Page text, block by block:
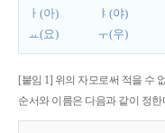
ㅏ(아)
ㅑ(야)
ㅛ(요)
ㅜ(우)
[붙임 1] 위의 자모로써 적을 수
순서와 이름은 다음과 같이 정한